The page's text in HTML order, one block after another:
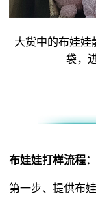
大货中的布娃娃
袋，
布娃娃打样流程：
第一步、提供布